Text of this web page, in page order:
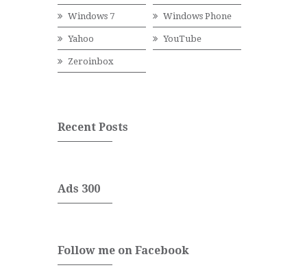
Windows 7 Windows Phone
Yahoo YouTube
Zeroinbox
Recent Posts
Ads 300
Follow me on Facebook